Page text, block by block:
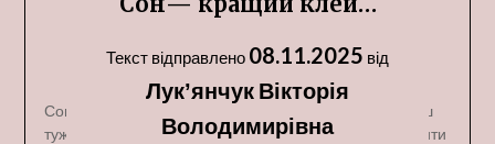
Текст відправлено 08.11.2025 від
Лукʼянчук Вікторія
Володимирівна
Сон— кращий клей Засни та заклей. Чом ти так любиш
тужити? Серце скляне, Тендітне, мале -треба з ним жити